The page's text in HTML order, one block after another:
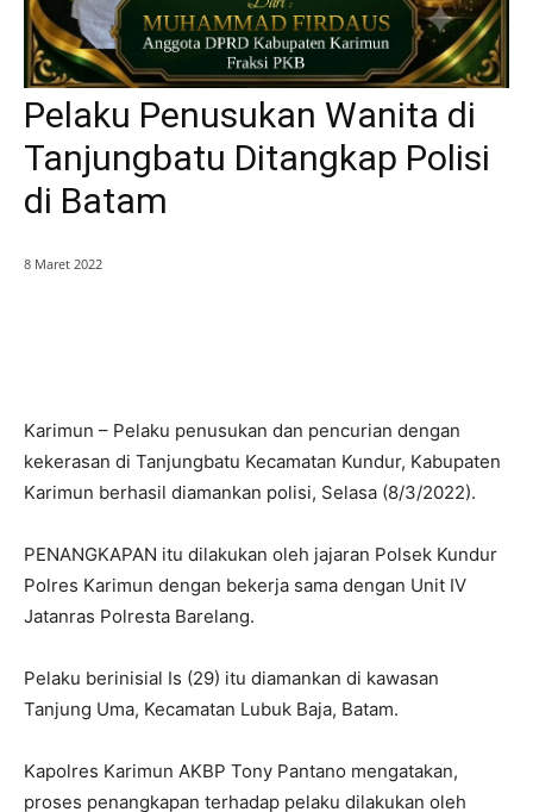
Pelaku Penusukan Wanita di
Tanjungbatu Ditangkap Polisi
di Batam
8 Maret 2022
Karimun – Pelaku penusukan dan pencurian dengan
kekerasan di Tanjungbatu Kecamatan Kundur, Kabupaten
Karimun berhasil diamankan polisi, Selasa (8/3/2022).
PENANGKAPAN itu dilakukan oleh jajaran Polsek Kundur
Polres Karimun dengan bekerja sama dengan Unit IV
Jatanras Polresta Barelang.
Pelaku berinisial Is (29) itu diamankan di kawasan
Tanjung Uma, Kecamatan Lubuk Baja, Batam.
Kapolres Karimun AKBP Tony Pantano mengatakan,
proses penangkapan terhadap pelaku dilakukan oleh